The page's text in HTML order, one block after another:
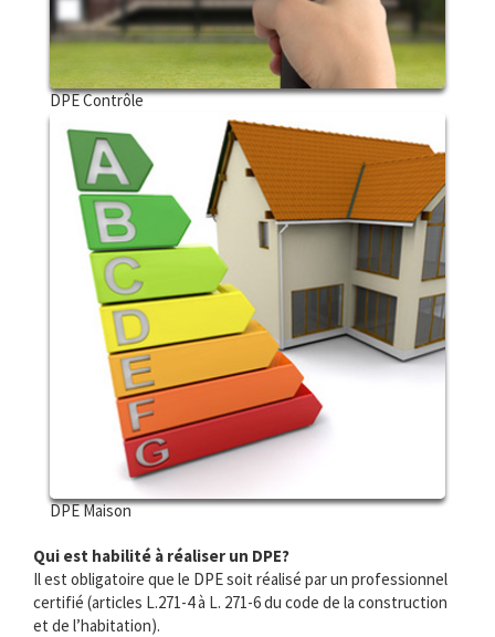
DPE Contrôle
DPE Maison
Qui est habilité à réaliser un DPE?
Il est obligatoire que le DPE soit réalisé par un professionnel
certifié (articles L.271-4 à L. 271-6 du code de la construction
et de l’habitation).